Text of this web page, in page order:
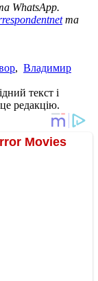
WhatsApp.
та
, Владимир
текст і
редакцію.